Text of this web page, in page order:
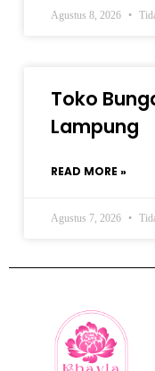
Agustus 8, 2026
Toko
Lampung
READ MORE »
Agustus 7, 2026